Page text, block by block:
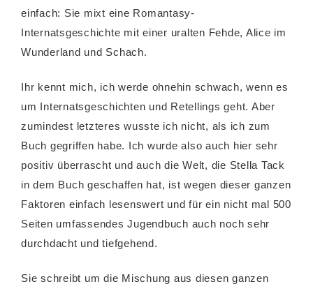
einfach: Sie mixt eine Romantasy-
Internatsgeschichte mit einer uralten Fehde, Alice im
Wunderland und Schach.
Ihr kennt mich, ich werde ohnehin schwach, wenn es
um Internatsgeschichten und Retellings geht. Aber
zumindest letzteres wusste ich nicht, als ich zum
Buch gegriffen habe. Ich wurde also auch hier sehr
positiv überrascht und auch die Welt, die Stella Tack
in dem Buch geschaffen hat, ist wegen dieser ganzen
Faktoren einfach lesenswert und für ein nicht mal 500
Seiten umfassendes Jugendbuch auch noch sehr
durchdacht und tiefgehend.
Sie schreibt um die Mischung aus diesen ganzen